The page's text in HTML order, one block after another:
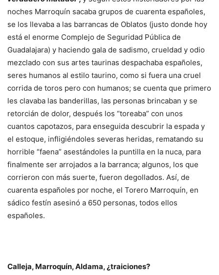
noches Marroquín sacaba grupos de cuarenta españoles,
se los llevaba a las barrancas de Oblatos (justo donde hoy
está el enorme Complejo de Seguridad Pública de
Guadalajara) y haciendo gala de sadismo, crueldad y odio
mezclado con sus artes taurinas despachaba españoles,
seres humanos al estilo taurino, como si fuera una cruel
corrida de toros pero con humanos; se cuenta que primero
les clavaba las banderillas, las personas brincaban y se
retorcián de dolor, después los “toreaba” con unos
cuantos capotazos, para enseguida descubrir la espada y
el estoque, infligiéndoles severas heridas, rematando su
horrible “faena” asestándoles la puntilla en la nuca, para
finalmente ser arrojados a la barranca; algunos, los que
corrieron con más suerte, fueron degollados. Así, de
cuarenta españoles por noche, el Torero Marroquín, en
sádico festín asesinó a 650 personas, todos ellos
españoles.
Calleja, Marroquín, Aldama, ¿traiciones?